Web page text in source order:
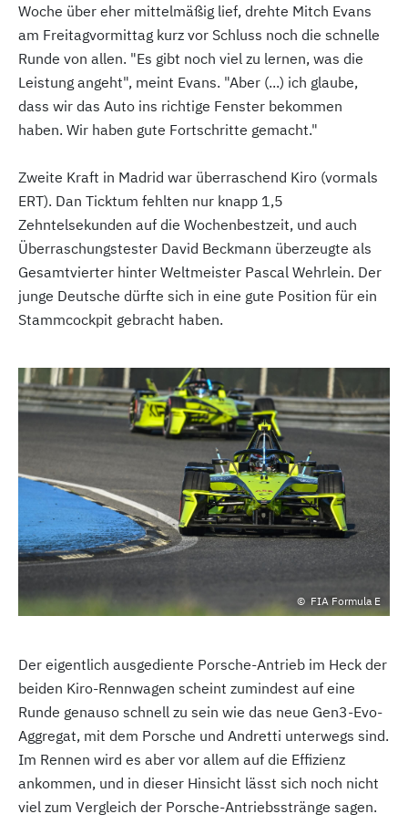
Woche über eher mittelmäßig lief, drehte Mitch Evans
am Freitagvormittag kurz vor Schluss noch die schnelle
Runde von allen. "Es gibt noch viel zu lernen, was die
Leistung angeht", meint Evans. "Aber (...) ich glaube,
dass wir das Auto ins richtige Fenster bekommen
haben. Wir haben gute Fortschritte gemacht."
Zweite Kraft in Madrid war überraschend Kiro (vormals
ERT). Dan Ticktum fehlten nur knapp 1,5
Zehntelsekunden auf die Wochenbestzeit, und auch
Überraschungstester David Beckmann überzeugte als
Gesamtvierter hinter Weltmeister Pascal Wehrlein. Der
junge Deutsche dürfte sich in eine gute Position für ein
Stammcockpit gebracht haben.
FIA Formula E
Der eigentlich ausgediente Porsche-Antrieb im Heck der
beiden Kiro-Rennwagen scheint zumindest auf eine
Runde genauso schnell zu sein wie das neue Gen3-Evo-
Aggregat, mit dem Porsche und Andretti unterwegs sind.
Im Rennen wird es aber vor allem auf die Effizienz
ankommen, und in dieser Hinsicht lässt sich noch nicht
viel zum Vergleich der Porsche-Antriebsstränge sagen.